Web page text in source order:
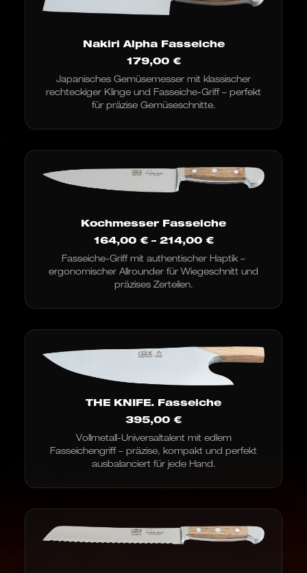
Nakiri Alpha Fasseiche
179,00 €
Japanisches Gemüsemesser mit klassischer
rechteckiger Klinge und Fasseiche-Griff – perfekt
für präzise Gemüseschnitte.
Kochmesser Fasseiche
164,00 € – 214,00 €Preisspanne:
bis
214,00 €
Fasseiche-Griff mit authentischer Haptik –
ergonomischer Allrounder für Wiegeschnitt und
präzises Zerteilen.
THE KNIFE. Fasseiche
395,00 €
Vollmetall-Universaltalent mit edlem
Fasseichengriff – präzise, kompakt und perfekt
ausbalanciert für jede Hand.